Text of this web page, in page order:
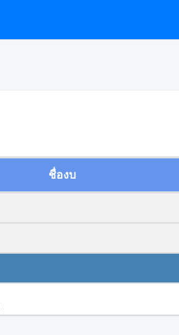
ชื่องบ